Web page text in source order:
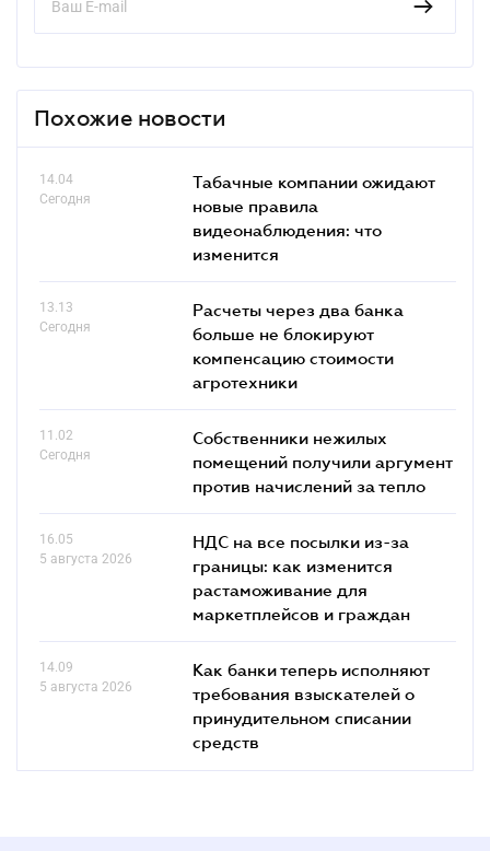
Похожие новости
14.04
Сегодня
Табачные компании ожидают
новые правила
видеонаблюдения: что
изменится
13.13
Сегодня
Расчеты через два банка
больше не блокируют
компенсацию стоимости
агротехники
11.02
Сегодня
Собственники нежилых
помещений получили аргумент
против начислений за тепло
16.05
5 августа 2026
НДС на все посылки из-за
границы: как изменится
растаможивание для
маркетплейсов и граждан
14.09
5 августа 2026
Как банки теперь исполняют
требования взыскателей о
принудительном списании
средств